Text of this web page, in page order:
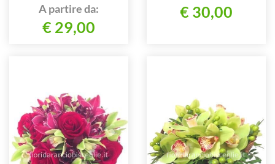
A partire da:
€ 29,00
€ 30,00